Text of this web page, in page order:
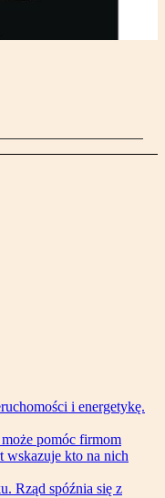
i energetykę.
pomóc firmom
wskazuje kto na nich
Rząd spóźnia się z